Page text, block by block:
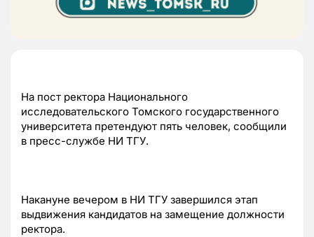
На пост ректора Национального
исследовательского Томского государственного
университета претендуют пять человек, сообщили
в пресс-службе НИ ТГУ.
Накануне вечером в НИ ТГУ завершился этап
выдвижения кандидатов на замещение должности
ректора.